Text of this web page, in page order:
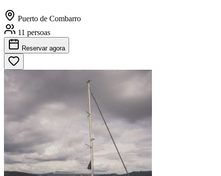
Puerto de Combarro
11 persoas
Reservar agora